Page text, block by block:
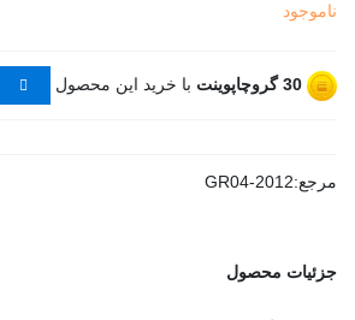
ناموجود
30گروچاپوینت با خرید این محصول
مرجع:GR04-2012
جزئیات محصول